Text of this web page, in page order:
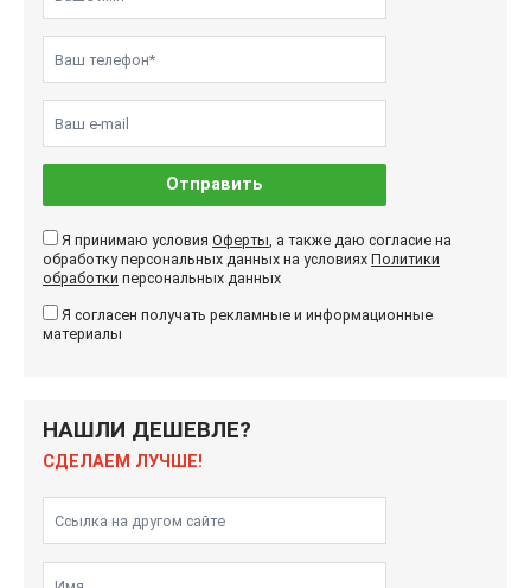
Отправить
Я принимаю условия Оферты, а также даю согласие на
обработку персональных данных на условиях Политики
обработки персональных данных
Я согласен получать рекламные и информационные
материалы
НАШЛИ ДЕШЕВЛЕ?
СДЕЛАЕМ ЛУЧШЕ!